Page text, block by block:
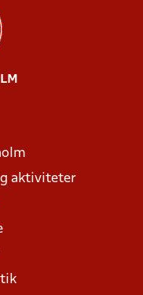
aktiviteter